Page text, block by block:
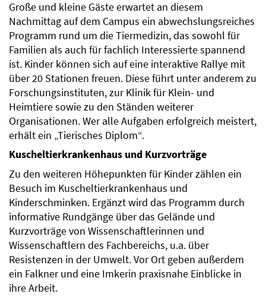
Große und kleine Gäste erwartet an diesem
Nachmittag auf dem Campus ein abwechslungsreiches
Programm rund um die Tiermedizin, das sowohl für
Familien als auch für fachlich Interessierte spannend
ist. Kinder können sich auf eine interaktive Rallye mit
über 20 Stationen freuen. Diese führt unter anderem zu
Forschungsinstituten, zur Klinik für Klein- und
Heimtiere sowie zu den Ständen weiterer
Organisationen. Wer alle Aufgaben erfolgreich meistert,
erhält ein „Tierisches Diplom“.
Kuscheltierkrankenhaus und Kurzvorträge
Zu den weiteren Höhepunkten für Kinder zählen ein
Besuch im Kuscheltierkrankenhaus und
Kinderschminken. Ergänzt wird das Programm durch
informative Rundgänge über das Gelände und
Kurzvorträge von Wissenschaftlerinnen und
Wissenschaftlern des Fachbereichs, u.a. über
Resistenzen in der Umwelt. Vor Ort geben außerdem
ein Falkner und eine Imkerin praxisnahe Einblicke in
ihre Arbeit.